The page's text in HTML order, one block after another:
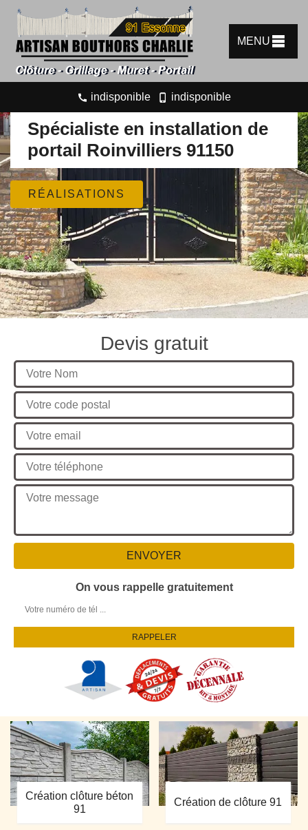
MENU
indisponible indisponible
Spécialiste en installation de
portail Roinvilliers 91150
RÉALISATIONS
Devis gratuit
On vous rappelle gratuitement
Création clôture béton
91
Création de clôture 91